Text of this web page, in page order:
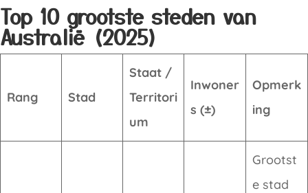
Top 10 grootste steden van
Australië (2025)
Rang Stad
Staat /
Territori
um
Inwoner
s (±)
Opmerk
ing
Grootst
e stad